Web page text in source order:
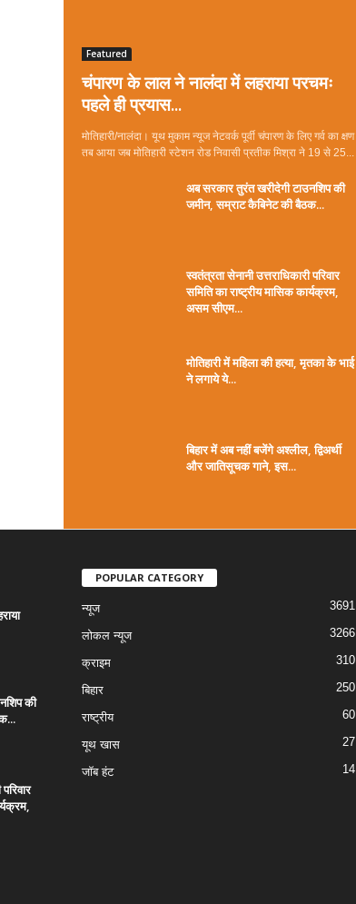
Featured
चंपारण के लाल ने नालंदा में लहराया परचमः
पहले ही प्रयास...
मोतिहारी/नालंदा। यूथ मुकाम न्यूज नेटवर्क पूर्वी चंपारण के लिए गर्व का क्षण
तब आया जब मोतिहारी स्टेशन रोड निवासी प्रतीक मिश्रा ने 19 से 25...
अब सरकार तुरंत खरीदेगी टाउनशिप की
जमीन, सम्राट कैबिनेट की बैठक...
स्वतंत्रता सेनानी उत्तराधिकारी परिवार
समिति का राष्ट्रीय मासिक कार्यक्रम,
असम सीएम...
मोतिहारी में महिला की हत्या, मृतका के भाई
ने लगाये ये...
बिहार में अब नहीं बजेंगे अश्लील, द्विअर्थी
और जातिसूचक गाने, इस...
की
POPULAR CATEGORY
न्यूज 3691
लोकल न्यूज 3266
क्राइम 310
बिहार 250
राष्ट्रीय 60
यूथ खास 27
जॉब हंट 14